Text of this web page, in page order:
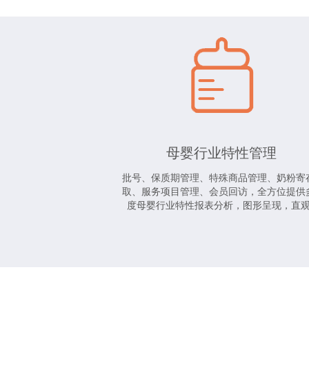
母婴行业特性管理
批号、保质期管理、特殊商品管理、奶粉寄
取、服务项目管理、会员回访，全方位提供
度母婴行业特性报表分析，图形呈现，直